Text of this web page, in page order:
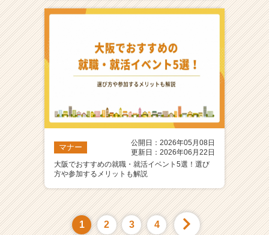
マナー
公開日：2026年05月08日
更新日：2026年06月22日
大阪でおすすめの就職・就活イベント5選！選び
方や参加するメリットも解説
1 2 3 4